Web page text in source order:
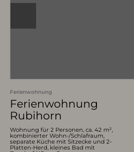
Ferienwohnung
Ferienwohnung
Rubihorn
Wohnung für 2 Personen, ca. 42 m²,
kombinierter Wohn-/Schlafraum,
separate Küche mit Sitzecke und 2-
Platten-Herd, kleines Bad mit